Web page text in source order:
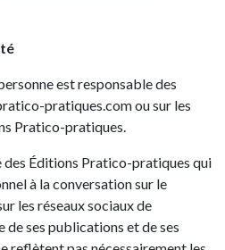
est responsable des
pratiques.com ou sur les
Pratico-pratiques.
des Éditions Pratico-pratiques qui
à la conversation sur le
les réseaux sociaux de
de ses publications et de ses